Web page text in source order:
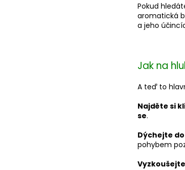
Pokud
aromatická
a jeho
Jak na
A teď to
Najděte si
se.
Dýchejte
pohybem